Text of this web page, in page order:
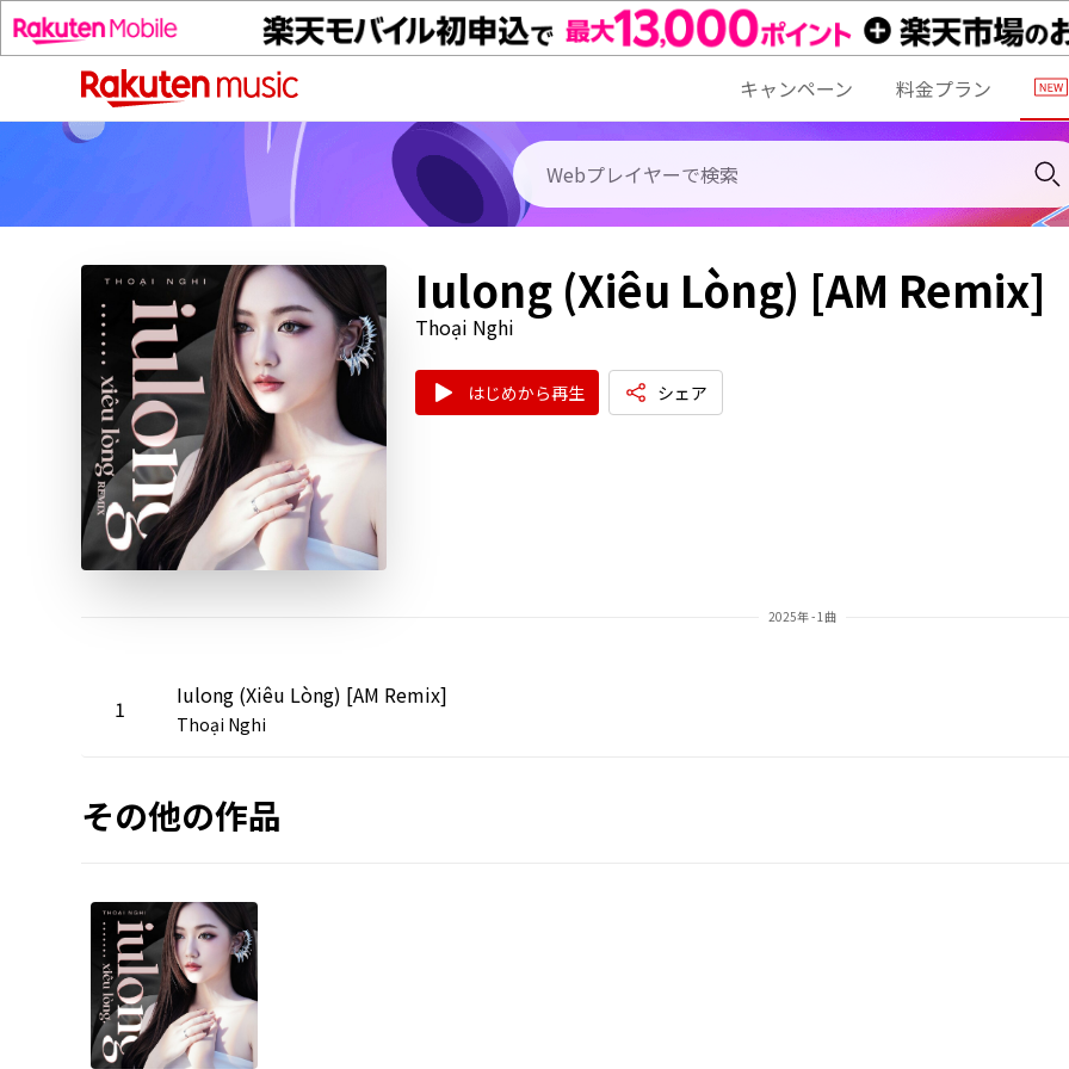
キャンペーン 料金プラン
Iulong (Xiêu Lòng) [AM Remix]
Thoại Nghi
はじめから再生 シェア
2025年 - 1曲
1 Iulong (Xiêu Lòng) [AM Remix]
Thoại Nghi
その他の作品